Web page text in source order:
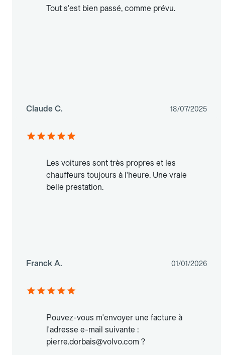
Tout s'est bien passé, comme prévu.
Claude C. 18/07/2025
Les voitures sont très propres et les
chauffeurs toujours à l'heure. Une vraie
belle prestation.
Franck A. 01/01/2026
Pouvez-vous m'envoyer une facture à
l'adresse e-mail suivante :
pierre.dorbais@volvo.com ?